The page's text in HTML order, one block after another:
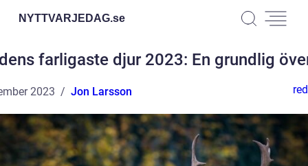
NYTTVARJEDAG.se
farligaste djur 2023: En grundlig
2023 Jon Larsson